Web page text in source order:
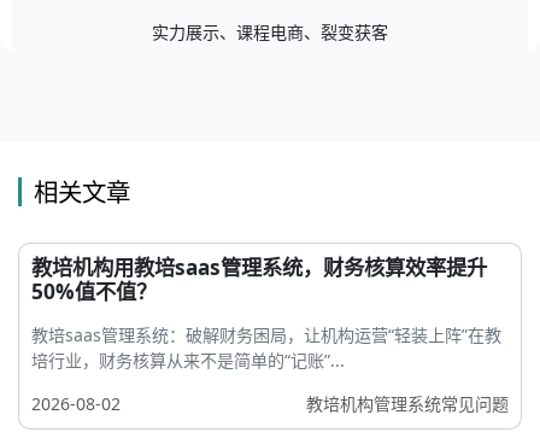
实力展示、课程电商、裂变获客
相关文章
教培机构用教培saas管理系统，财务核算效率提升
50%值不值？
教培saas管理系统：破解财务困局，让机构运营“轻装上阵”在教
培行业，财务核算从来不是简单的“记账”...
2026-08-02
教培机构管理系统常见问题